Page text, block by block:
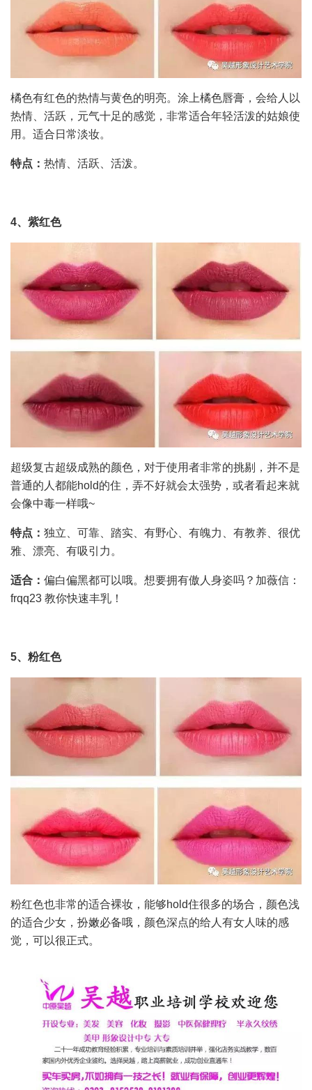
橘色有红色的热情与黄色的明亮。涂上橘色唇膏，会给人以
热情、活跃，元气十足的感觉，非常适合年轻活泼的姑娘使
用。适合日常淡妆。
特点： 热情、活跃、活泼。
4、紫红色
超级复古超级成熟的颜色，对于使用者非常的挑剔，并不是
普通的人都能hold的住，弄不好就会太强势，或者看起来就
会像中毒一样哦~
特点： 独立、可靠、踏实、有野心、有魄力、有教养、很优
雅、漂亮、有吸引力。
适合： 偏白偏黑都可以哦。想要拥有傲人身姿吗？加薇信：
frqq23 教你快速丰乳！
5、粉红色
粉红色也非常的适合裸妆，能够hold住很多的场合，颜色浅
的适合少女，扮嫩必备哦，颜色深点的给人有女人味的感
觉，可以很正式。